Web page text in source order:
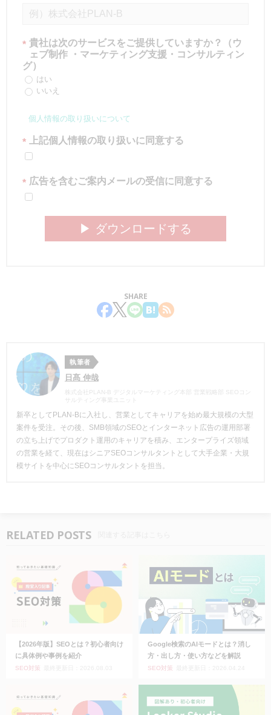
* 貴社は次のサービスをご提供していますか？（ウ
ェブ制作 ・マーケティング支援・コンサルティン
グ）
はい
いいえ
個人情報の取り扱いについて
* 上記個人情報の取り扱いに同意する
* 広告を含むご案内メールの受信に同意する
▶︎ ダウンロードする
SHARE
執筆者
日髙 伸哉
株式会社PLAN-B デジタルマーケティング本部 営業戦略部 SEOコン
サルティング事業ユニット
新卒としてPLAN-Bに入社し、営業としてキャリアを始め最大規模の大型
案件を受注。その後、SMB領域のSEOとインターネット広告の運用部署
の立ち上げでプロダクト運用のキャリアを積み、エンタープライズ領域
の営業を経て、現在はシニアSEOコンサルタントとして大手企業・大規
模サイトを中心にSEOコンサルタントを担当。
RELATED POSTS
【2026年版】SEOとは？初心者向け
に具体例や事例を紹介
SEO対策
Google検索のAIモードとは？消し
方・出し方・使い方などを解説
SEO対策